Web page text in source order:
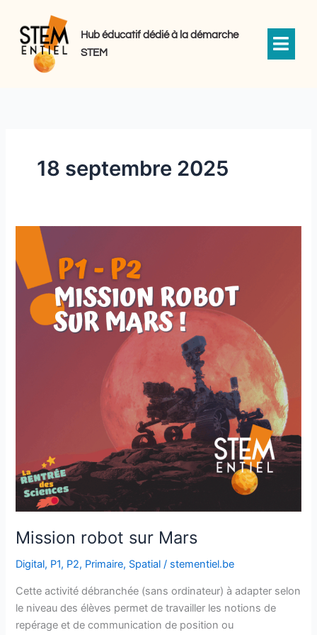
contenu
Hub éducatif dédié à la démarche
STEM
18 septembre 2025
Mission robot sur Mars
Digital, P1, P2, Primaire, Spatial / stementiel.be
Cette activité débranchée (sans ordinateur) à adapter selon
le niveau des élèves permet de travailler les notions de
repérage et de communication de position ou
Mission
sur
Mars